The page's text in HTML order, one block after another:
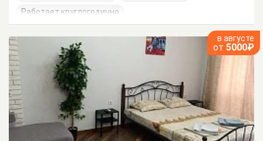
Работает круглогодично
в августе
от 5000₽